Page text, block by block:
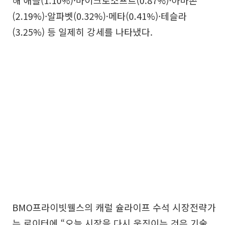
(2.19%)·알파벳(0.32%)·메타(0.41%)·테슬라
(3.25%) 등 일제히 강세를 나타냈다.
BMO프라이빗웰스의 캐럴 슐라이프 수석 시장전략가